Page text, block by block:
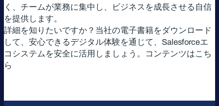
く、チームが業務に集中し、ビジネスを成長させる自信
を提供します。
詳細を知りたいですか？当社の電子書籍をダウンロード
して、安心できるデジタル体験を通じて、Salesforceエ
コシステムを安全に活用しましょう。コンテンツはこち
ら